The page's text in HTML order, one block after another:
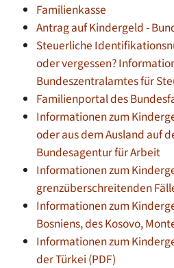
Familienkasse
Antrag auf Kindergeld -
Steuerliche
oder vergessen?
Bundeszentralamtes für
Familienportal des
Informationen zum
oder aus dem Ausland auf
Bundesagentur für Arbeit
Informationen zum
grenzüberschreitenden
Informationen zum
Bosniens, des Kosovo,
Informationen zum
der Türkei (PDF)